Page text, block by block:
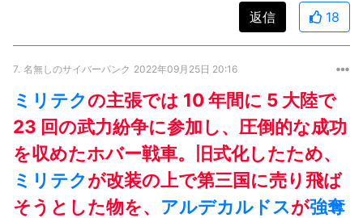
返信 18
7. 名無しのサイバーパンク 2022年09月25日 20:16
ミリテクの主張では 10 年間に 5 大陸で
23 回の武力紛争に参加し、圧倒的な成功
を収めたホバー戦車。旧式化したため、
ミリテクが改装の上で第三国に売り飛ば
そうとした物を、 アルデカルドスが強奪